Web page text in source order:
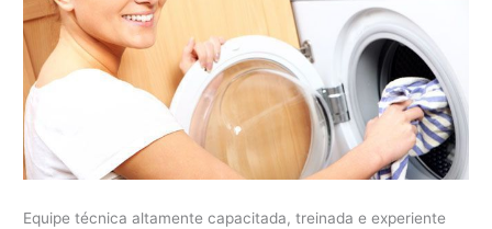
Equipe técnica altamente capacitada, treinada e experiente